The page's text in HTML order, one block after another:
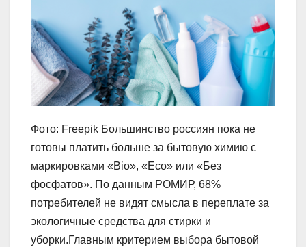
Фото: Freepik Большинство россиян пока не
готовы платить больше за бытовую химию с
маркировками «Bio», «Eco» или «Без
фосфатов». По данным РОМИР, 68%
потребителей не видят смысла в переплате за
экологичные средства для стирки и
уборки.Главным критерием выбора бытовой